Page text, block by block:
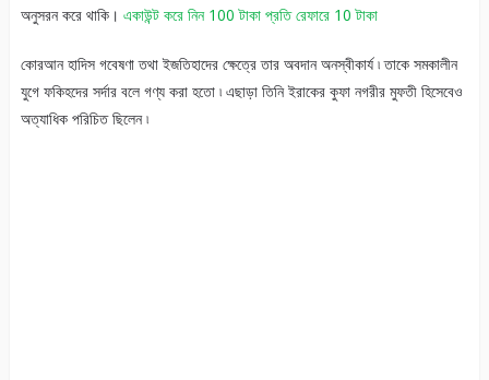
অনুসরন করে থাকি। একাউন্ট করে নিন 100 টাকা প্রতি রেফারে 10 টাকা
কোরআন হাদিস গবেষণা তথা ইজতিহাদের ক্ষেত্রে তার অবদান অনস্বীকার্য ৷ তাকে সমকালীন
যুগে ফকিহদের সর্দার বলে গণ্য করা হতো ৷ এছাড়া তিনি ইরাকের কুফা নগরীর মুফতী হিসেবেও
অত্যাধিক পরিচিত ছিলেন ৷